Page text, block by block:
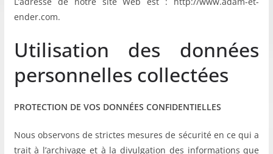
ender.com.
Utilisation des données
personnelles collectées
PROTECTION DE VOS DONNÉES CONFIDENTIELLES
Nous observons de strictes mesures de sécurité en ce qui a
trait à l’archivage et à la divulgation des informations que